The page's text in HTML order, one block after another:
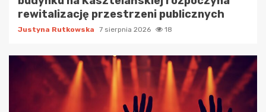
rewitalizację przestrzeni publicznych
Justyna Rutkowska 7 sierpnia 2026 18